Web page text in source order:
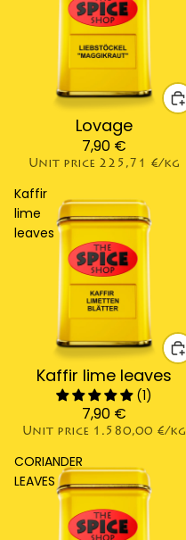
Lovage
7,90 €
Unit price 225,71 €/kg
Kaffir
lime
leaves
Kaffir lime leaves
(1)
7,90 €
Unit price 1.580,00 €/kg
CORIANDER
LEAVES